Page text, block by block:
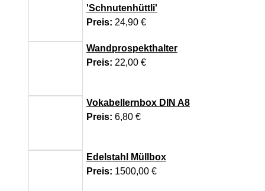
288 Anwärterinnen und Anwärter des Jahrgangs
2024/2026 der Justizvollzugsschule NRW geehrt
schlichten!
'Schnutenhüttli'
Preis: 24,90 €
Wandprospekthalter
Preis: 22,00 €
Vokabellernbox DIN A8
Preis: 6,80 €
Edelstahl Müllbox
Preis: 1500,00 €